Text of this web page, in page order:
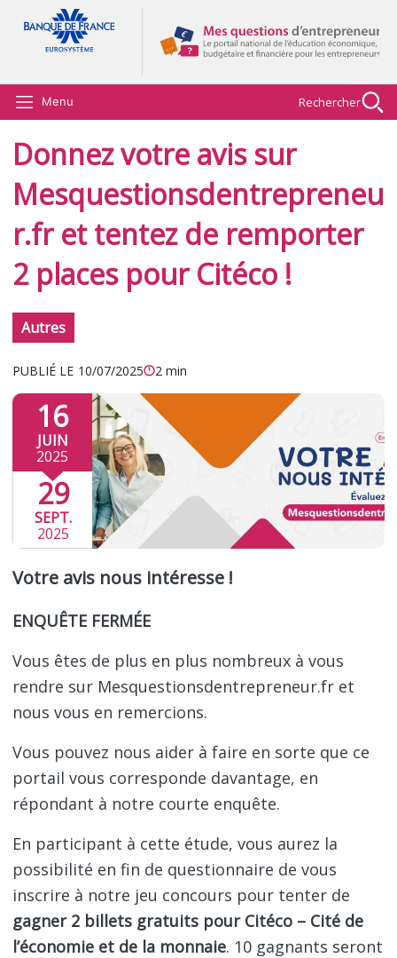
Aller au contenu principal
Menu Rechercher
Donnez votre avis sur
Mesquestionsdentrepreneu
r.fr et tentez de remporter
2 places pour Citéco !
Autres
PUBLIÉ LE 10/07/2025 2 min
16
JUIN
2025
29
SEPT.
2025
Votre avis nous intéresse !
ENQUÊTE FERMÉE
Vous êtes de plus en plus nombreux à vous
rendre sur Mesquestionsdentrepreneur.fr et
nous vous en remercions.
Vous pouvez nous aider à faire en sorte que ce
portail vous corresponde davantage, en
répondant à notre courte enquête.
En participant à cette étude, vous aurez la
possibilité en fin de questionnaire de vous
inscrire à notre jeu concours pour tenter de
gagner 2 billets gratuits pour Citéco – Cité de
l’économie et de la monnaie. 10 gagnants seront